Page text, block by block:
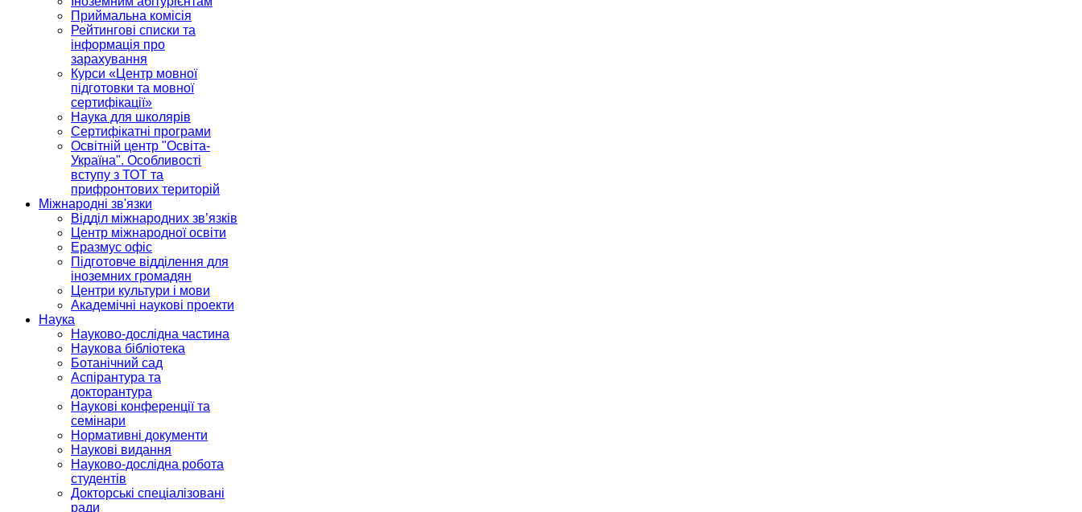
Приймальна комісія
Рейтингові списки та
інформація про
зарахування
Курси «Центр мовної
підготовки та мовної
сертифікації»
Наука для школярів
Сертифікатні програми
Освітній центр "Освіта-
Україна". Особливості
вступу з ТОТ та
прифронтових територій
Міжнародні зв'язки
Відділ міжнародних зв’язків
Центр міжнародної освіти
Еразмус офіс
Підготовче відділення для
іноземних громадян
Центри культури і мови
Академічні наукові проекти
Наука
Науково-дослідна частина
Наукова бібліотека
Ботанічний сад
Аспірантура та
докторантура
Наукові конференції та
семінари
Нормативні документи
Наукові видання
Науково-дослідна робота
студентів
Докторські спеціалізовані
ради